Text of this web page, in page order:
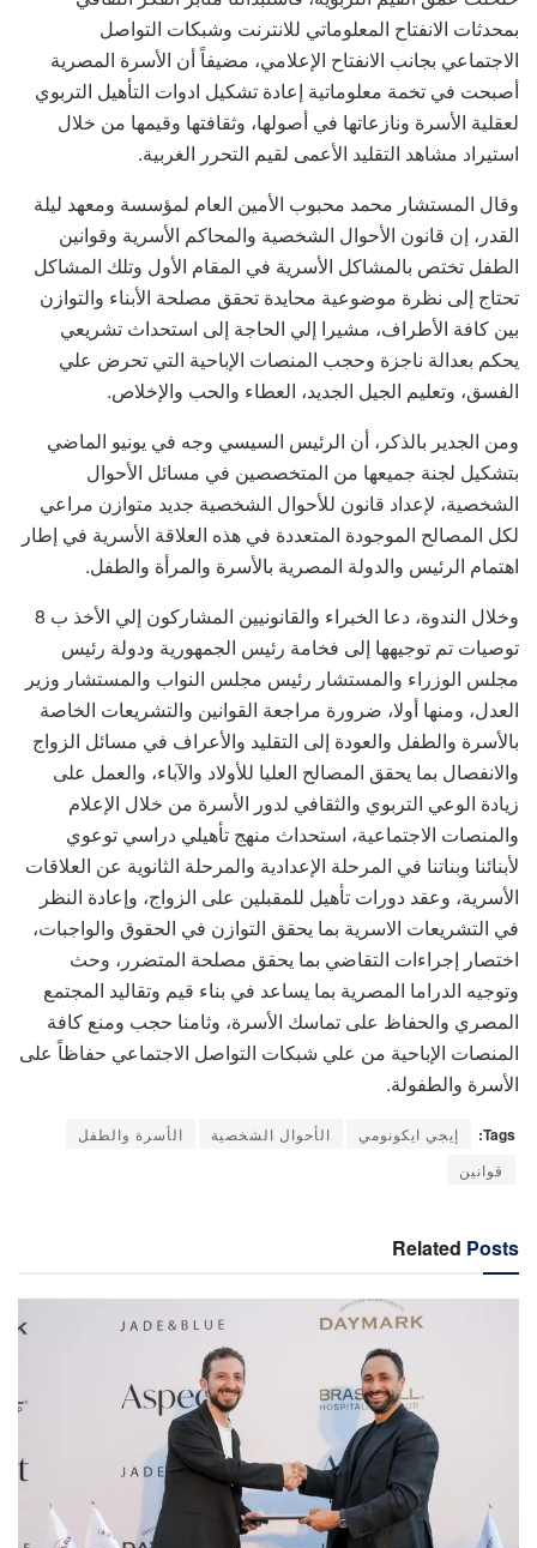
بمحدثات الانفتاح المعلوماتي للانترنت وشبكات التواصل
الاجتماعي بجانب الانفتاح الإعلامي، مضيفاً أن الأسرة المصرية
أصبحت في تخمة معلوماتية إعادة تشكيل ادوات التأهيل التربوي
لعقلية الأسرة ونازعاتها في أصولها، وثقافتها وقيمها من خلال
استيراد مشاهد التقليد الأعمى لقيم التحرر الغربية.
وقال المستشار محمد محبوب الأمين العام لمؤسسة ومعهد ليلة
القدر، إن قانون الأحوال الشخصية والمحاكم الأسرية وقوانين
الطفل تختص بالمشاكل الأسرية في المقام الأول وتلك المشاكل
تحتاج إلى نظرة موضوعية محايدة تحقق مصلحة الأبناء والتوازن
بين كافة الأطراف، مشيرا إلي الحاجة إلى استحداث تشريعي
يحكم بعدالة ناجزة وحجب المنصات الإباحية التي تحرض علي
الفسق، وتعليم الجيل الجديد، العطاء والحب والإخلاص.
ومن الجدير بالذكر، أن الرئيس السيسي وجه في يونيو الماضي
بتشكيل لجنة جميعها من المتخصصين في مسائل الأحوال
الشخصية، لإعداد قانون للأحوال الشخصية جديد متوازن مراعي
لكل المصالح الموجودة المتعددة في هذه العلاقة الأسرية في إطار
اهتمام الرئيس والدولة المصرية بالأسرة والمرأة والطفل.
وخلال الندوة، دعا الخبراء والقانونيين المشاركون إلي الأخذ ب 8
توصيات تم توجيهها إلى فخامة رئيس الجمهورية ودولة رئيس
مجلس الوزراء والمستشار رئيس مجلس النواب والمستشار وزير
العدل، ومنها أولا، ضرورة مراجعة القوانين والتشريعات الخاصة
بالأسرة والطفل والعودة إلى التقليد والأعراف في مسائل الزواج
والانفصال بما يحقق المصالح العليا للأولاد والآباء، والعمل على
زيادة الوعي التربوي والثقافي لدور الأسرة من خلال الإعلام
والمنصات الاجتماعية، استحداث منهج تأهيلي دراسي توعوي
لأبنائنا وبناتنا في المرحلة الإعدادية والمرحلة الثانوية عن العلاقات
الأسرية، وعقد دورات تأهيل للمقبلين على الزواج، وإعادة النظر
في التشريعات الاسرية بما يحقق التوازن في الحقوق والواجبات،
اختصار إجراءات التقاضي بما يحقق مصلحة المتضرر، وحث
وتوجيه الدراما المصرية بما يساعد في بناء قيم وتقاليد المجتمع
المصري والحفاظ على تماسك الأسرة، وثامنا حجب ومنع كافة
المنصات الإباحية من علي شبكات التواصل الاجتماعي حفاظاً على
الأسرة والطفولة.
Tags: إيجي ايكونومي الأحوال الشخصية
الأسرة والطفل
قوانين
Related Posts